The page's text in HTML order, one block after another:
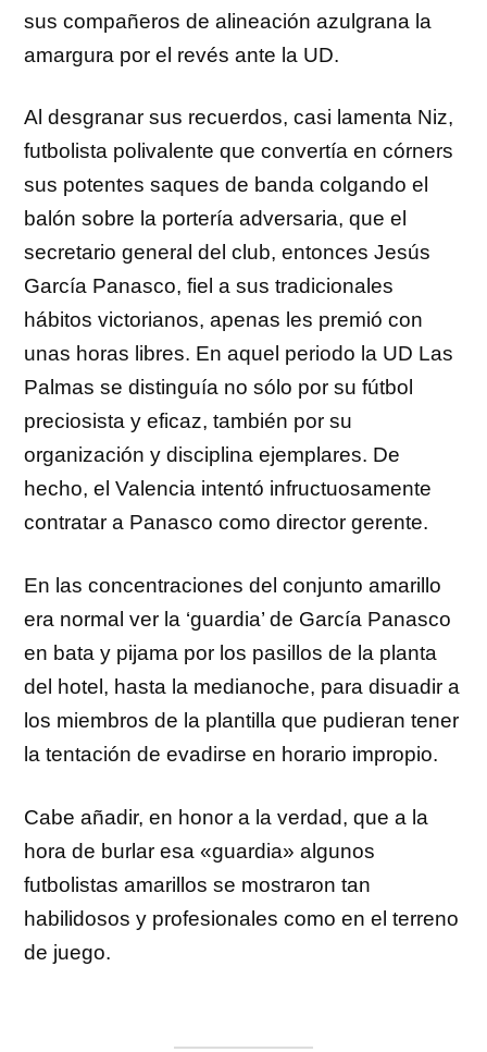
sus compañeros de alineación azulgrana la
amargura por el revés ante la UD.
Al desgranar sus recuerdos, casi lamenta Niz,
futbolista polivalente que convertía en córners
sus potentes saques de banda colgando el
balón sobre la portería adversaria, que el
secretario general del club, entonces Jesús
García Panasco, fiel a sus tradicionales
hábitos victorianos, apenas les premió con
unas horas libres. En aquel periodo la UD Las
Palmas se distinguía no sólo por su fútbol
preciosista y eficaz, también por su
organización y disciplina ejemplares. De
hecho, el Valencia intentó infructuosamente
contratar a Panasco como director gerente.
En las concentraciones del conjunto amarillo
era normal ver la ‘guardia’ de García Panasco
en bata y pijama por los pasillos de la planta
del hotel, hasta la medianoche, para disuadir a
los miembros de la plantilla que pudieran tener
la tentación de evadirse en horario impropio.
Cabe añadir, en honor a la verdad, que a la
hora de burlar esa «guardia» algunos
futbolistas amarillos se mostraron tan
habilidosos y profesionales como en el terreno
de juego.